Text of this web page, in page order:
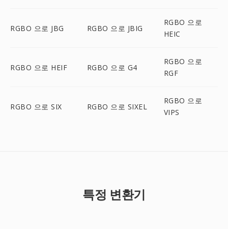
RGBO 으로 JBG RGBO 으로 JBIG
RGBO 으로
HEIC
RGBO 으로 HEIF RGBO 으로 G4
RGBO 으로
RGF
RGBO 으로 SIX RGBO 으로 SIXEL
RGBO 으로
VIPS
특정 변환기